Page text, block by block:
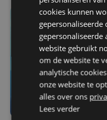
cookies kunnen
gepersonaliseerde
website gebruikt
om de website te
analytische
onze website te
alles over ons
Lees verder